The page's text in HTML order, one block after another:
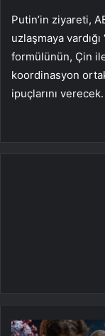
Putin’in ziyareti,
uzlaşmaya
formülünün, Çin ile
koordinasyon
ipuçlarını verecek.